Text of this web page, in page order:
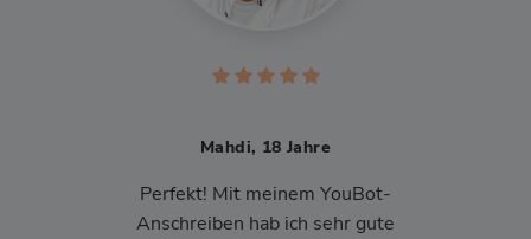
Mahdi, 18 Jahre
Perfekt! Mit meinem YouBot-
Anschreiben hab ich sehr gute